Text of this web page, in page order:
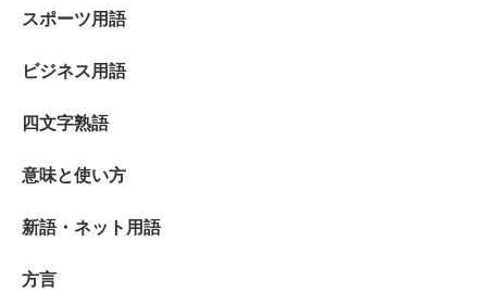
スポーツ用語
ビジネス用語
四文字熟語
意味と使い方
新語・ネット用語
方言